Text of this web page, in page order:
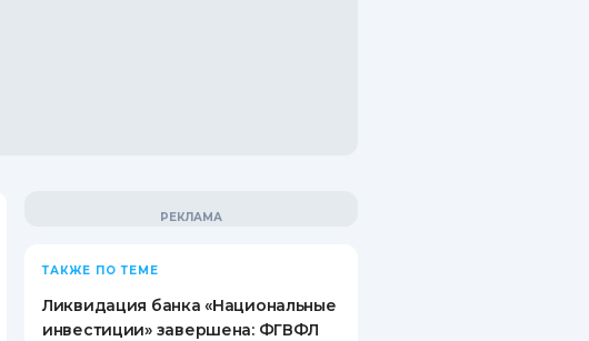
ТАКЖЕ ПО ТЕМЕ
Ликвидация банка «Национальные
инвестиции» завершена: ФГВФЛ